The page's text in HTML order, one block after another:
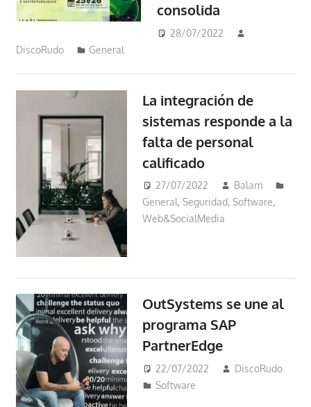
consolida
28/07/2022
DiscoRudo
General
La integración de
sistemas responde a la
falta de personal
calificado
27/07/2022
Balam
General, Seguridad, Software,
Web&SocialMedia
OutSystems se une al
programa SAP
PartnerEdge
22/07/2022
DiscoRudo
Software